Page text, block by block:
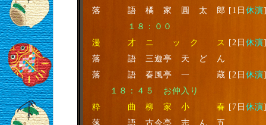
落 語 橘 家 圓 太 郎 [1日 休演
１８：００
漫 才 ニ ッ ク ス
[2日 休演
落 語 三遊亭 天 ど ん
落 語 春風亭 一 蔵 [2日 休演
１８：４５ お仲入り
粋 曲 柳 家 小 春 [7日 休演
落 語 古今亭 志 ん 五